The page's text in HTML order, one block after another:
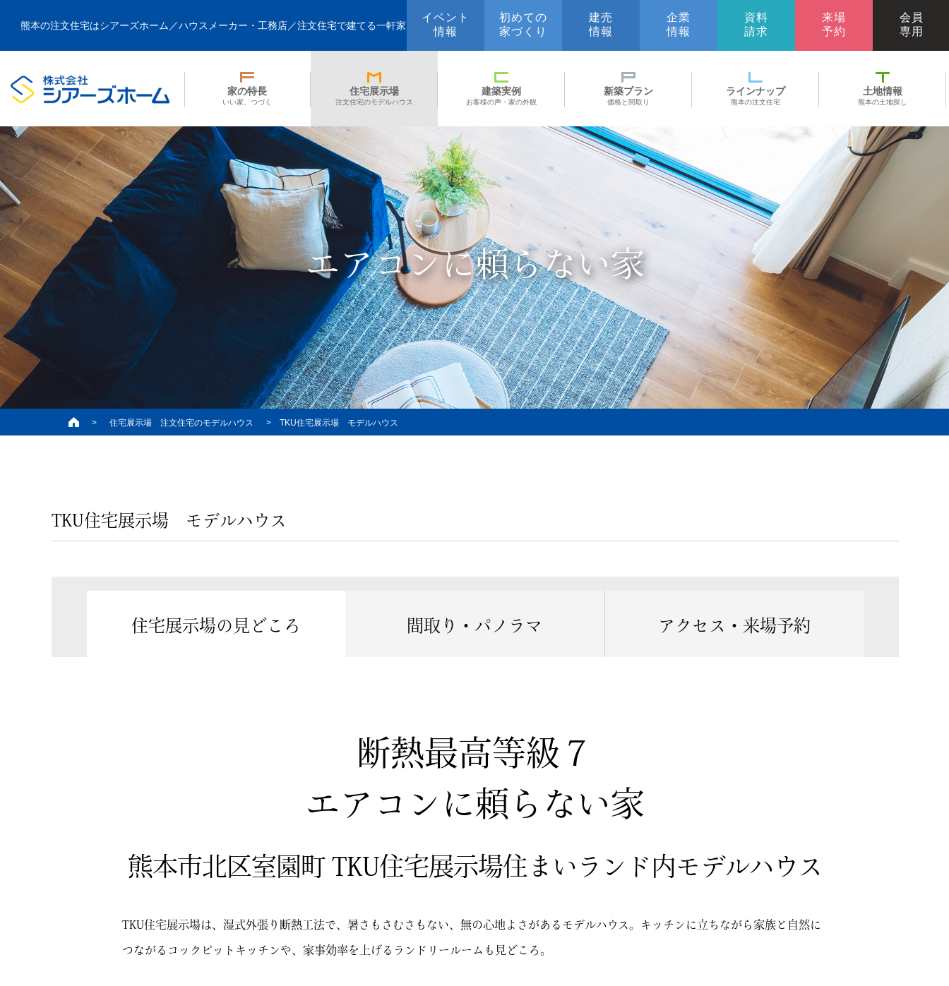
イベント
情報
初めての
家づくり
建売
情報
企業
情報
資料
請求
来場
予約
会員
専用
熊本の注文住宅はシアーズホーム／ハウスメーカー・工務店／注文住宅で建てる一軒家
家の特長
いい家、つづく
住宅展示場
注文住宅のモデルハウス
建築実例
お客様の声・家の外観
新築プラン
価格と間取り
ラインナップ
熊本の注文住宅
土地情報
熊本の土地探し
エアコンに頼らない家
> 住宅展示場 注文住宅のモデルハウス > TKU住宅展示場 モデルハウス
TKU住宅展示場 モデルハウス
住宅展示場の 見どころ 間取り・パノラマ アクセス・ 来場予約
断熱最高等級７
エアコンに頼らない家
熊本市北区室園町 TKU住宅展示場住まいランド内モデルハウス
TKU住宅展示場は、湿式外張り断熱工法で、暑さもさむさもない、無の心地よさがあるモデルハウス。キッチンに立ちながら家族と自然に
つながるコックピットキッチンや、家事効率を上げるランドリールームも見どころ。